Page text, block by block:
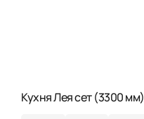
Кухня Лея сет (3300 мм)